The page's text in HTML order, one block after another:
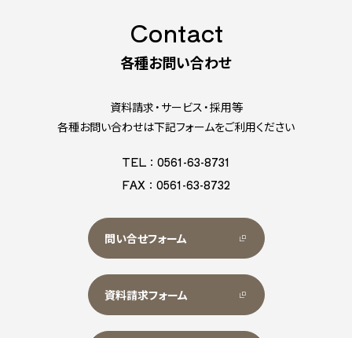
Contact
各種お問い合わせ
資料請求・サービス・採用等
各種お問い合わせは下記フォームをご利用ください
TEL：0561-63-8731
FAX：0561-63-8732
問い合せフォーム
資料請求フォーム